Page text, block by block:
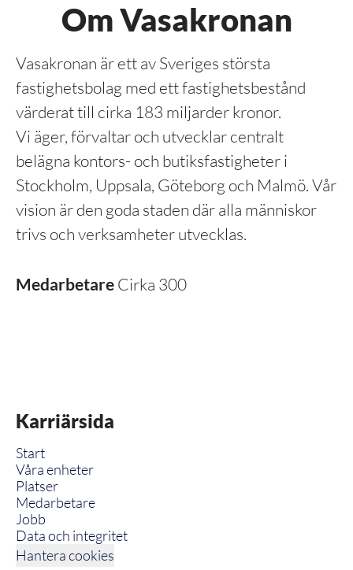
Om Vasakronan
Vasakronan är ett av Sveriges största
fastighetsbolag med ett fastighetsbestånd
värderat till cirka 183 miljarder kronor.
Vi äger, förvaltar och utvecklar centralt
belägna kontors- och butiksfastigheter i
Stockholm, Uppsala, Göteborg och Malmö. Vår
vision är den goda staden där alla människor
trivs och verksamheter utvecklas.
Medarbetare Cirka 300
Karriärsida
Start
Våra enheter
Platser
Medarbetare
Jobb
Data och integritet
Hantera cookies